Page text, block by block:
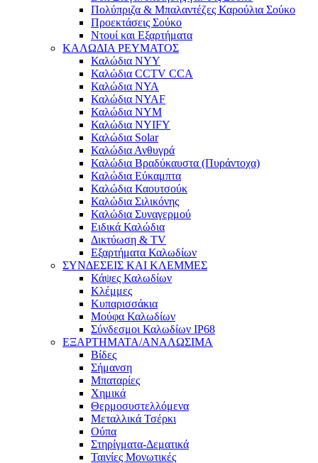
Πολύπριζα & Μπαλαντέζες Καρούλια Σούκο
Προεκτάσεις Σούκο
Ντουί και Εξαρτήματα
ΚΑΛΩΔΙΑ ΡΕΥΜΑΤΟΣ
Καλώδια NYY
Καλώδια CCTV CCA
Καλώδια NYA
Καλώδια NYAF
Καλώδια NYM
Καλώδια NYIFY
Καλώδια Solar
Καλώδια Ανθυγρά
Καλώδια Βραδύκαυστα (Πυράντοχα)
Καλώδια Εύκαμπτα
Καλώδια Καουτσούκ
Καλώδια Σιλικόνης
Καλώδια Συναγερμού
Ειδικά Καλώδια
Δικτύωση & TV
Εξαρτήματα Καλωδίων
ΣΥΝΔΕΣΕΙΣ ΚΑΙ ΚΛΕΜΜΕΣ
Κάψες Καλωδίων
Κλέμμες
Κυπαρισσάκια
Μούφα Καλωδίων
Σύνδεσμοι Καλωδίων IP68
ΕΞΑΡΤΗΜΑΤΑ/ΑΝΑΛΩΣΙΜΑ
Βίδες
Σήμανση
Μπαταρίες
Χημικά
Θερμοσυστελλόμενα
Μεταλλικά Τσέρκι
Ούπα
Στηρίγματα-Δεματικά
Ταινίες Μονωτικές